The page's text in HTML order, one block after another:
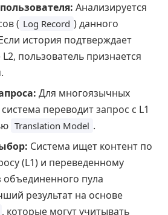
Анализируется
( Log Record ) данного
история подтверждает
пользователь признается
Для многоязычных
переводит запрос с L1
Translation Model .
Система ищет контент по
(L1) и переведенному
объединенного пула
результат на основе
, которые могут учитывать